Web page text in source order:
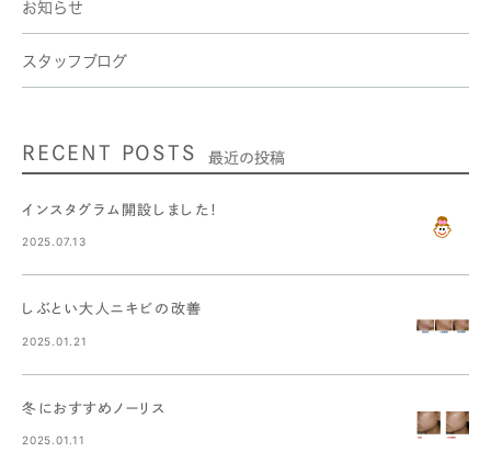
お知らせ
スタッフブログ
RECENT POSTS 最近の投稿
インスタグラム開設しました！
2025.07.13
しぶとい大人ニキビの改善
2025.01.21
冬におすすめノーリス
2025.01.11